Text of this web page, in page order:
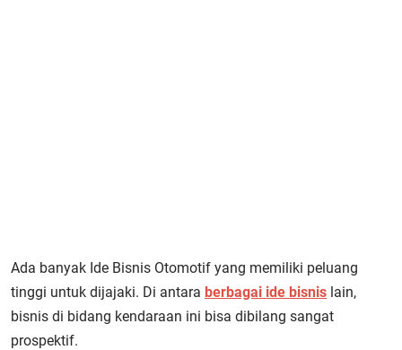
Ada banyak Ide Bisnis Otomotif yang memiliki peluang
tinggi untuk dijajaki. Di antara berbagai ide bisnis lain,
bisnis di bidang kendaraan ini bisa dibilang sangat
prospektif.